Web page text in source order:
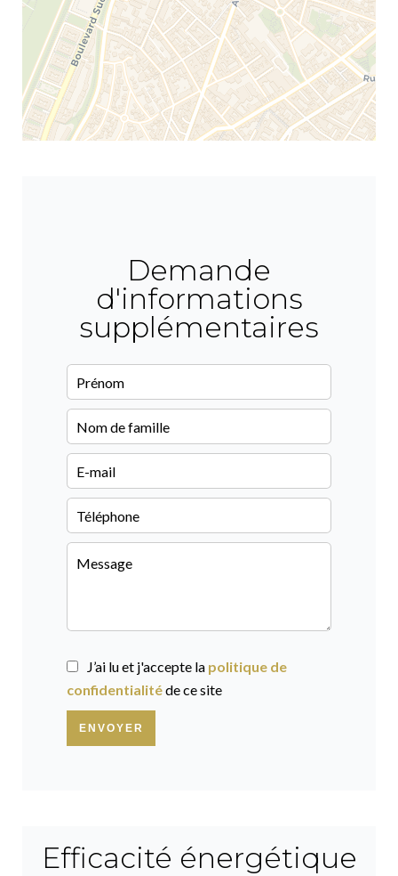
Demande
d'informations
supplémentaires
J’ai lu et j'accepte la politique de
confidentialitéde ce site
ENVOYER
Efficacité énergétique